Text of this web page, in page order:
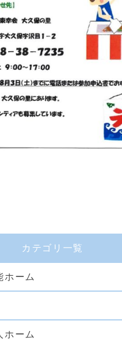
カテゴリ一覧
ホーム
ホーム